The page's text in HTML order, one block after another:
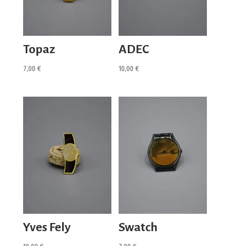
Topaz
7,00 €
ADEC
10,00€
Yves Fely Swatch